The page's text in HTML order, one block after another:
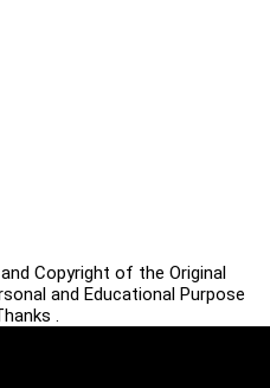
Copyright of the Original
and Educational Purpose
.